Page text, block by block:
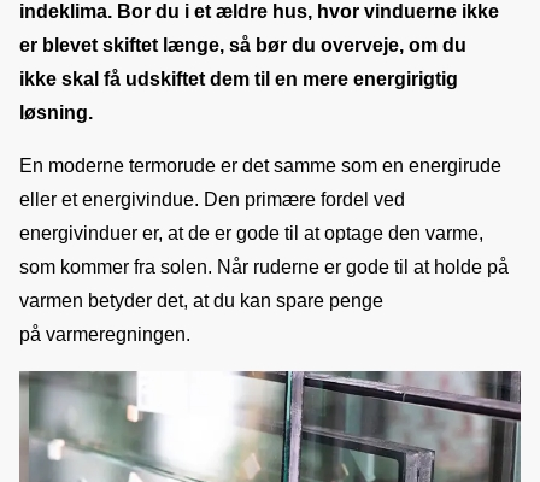
indeklima. Bor du i et ældre hus, hvor vinduerne ikke
er blevet skiftet længe, så bør du overveje, om du
ikke skal få udskiftet dem til en mere energirigtig
løsning.
En moderne termorude er det samme som en energirude
eller et energivindue. Den primære fordel ved
energivinduer er, at de er gode til at optage den varme,
som kommer fra solen. Når ruderne er gode til at holde på
varmen betyder det, at du kan spare penge
på varmeregningen.